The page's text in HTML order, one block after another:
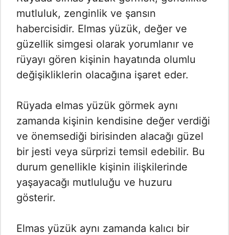
mutluluk, zenginlik ve şansın
habercisidir. Elmas yüzük, değer ve
güzellik simgesi olarak yorumlanır ve
rüyayı gören kişinin hayatında olumlu
değişikliklerin olacağına işaret eder.
Rüyada elmas yüzük görmek aynı
zamanda kişinin kendisine değer verdiği
ve önemsediği birisinden alacağı güzel
bir jesti veya sürprizi temsil edebilir. Bu
durum genellikle kişinin ilişkilerinde
yaşayacağı mutluluğu ve huzuru
gösterir.
Elmas yüzük aynı zamanda kalıcı bir